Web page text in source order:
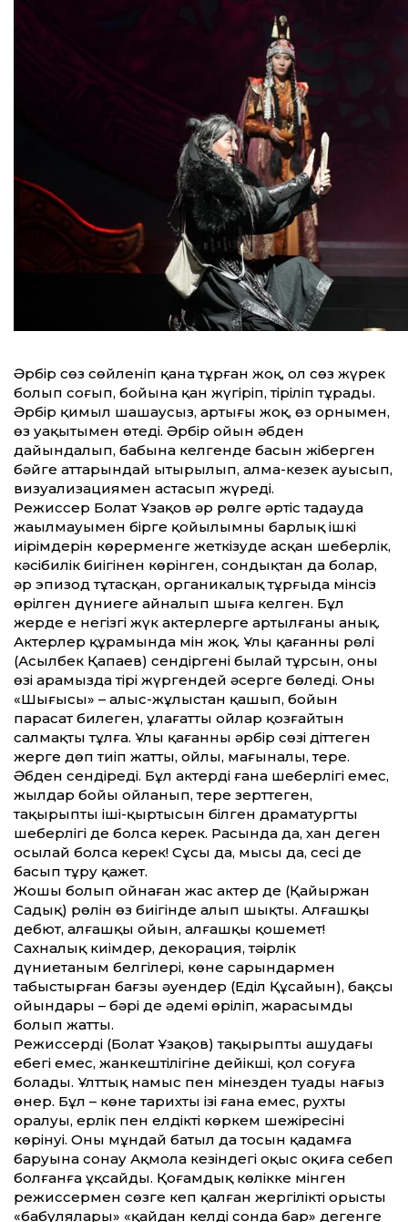
Әрбір сөз сөйленіп қана тұрған жоқ, ол сөз жүрек
болып соғып, бойына қан жүгіріп, тіріліп тұрады.
Әрбір қимыл шашаусыз, артығы жоқ, өз орнымен,
өз уақытымен өтеді. Әрбір ойын әбден
дайындалып, бабына келгенде басын жіберген
бәйге ат­тарындай ытырылып, алма-кезек ауысып,
визуализациямен астасып жүреді.
Режиссер Болат Ұзақов әр рөлге әртіс таңдауда
жаңылмауымен бірге қойылымның барлық ішкі
иірімдерін көрерменге жеткізуде асқан шеберлік,
кәсібилік биігінен көрінген, сондықтан да болар,
әр эпизод тұтасқан, органикалық тұрғыда мінсіз
өрілген дүниеге айналып шыға келген. Бұл
жерде ең негізгі жүк актерлерге артылғаны анық.
Актерлер құрамында мін жоқ. Ұлы қағанның рөлі
(Асылбек Қапаев) сендіргені былай тұрсын, оның
өзі арамызда тірі жүргендей әсерге бөледі. Оның
«Шыңғысы» – алыс-жұлыстан қашып, бойын
парасат билеген, ұлағат­ты ойлар қозғайтын
салмақты тұлға. Ұлы қағанның әрбір сөзі діт­теген
жерге дөп тиіп жат­ты, ойлы, мағыналы, терең.
Әбден сендіреді. Бұл актердің ғана шеберлігі емес,
жылдар бойы ойланып, терең зерт­теген,
тақырыптың іші-қыртысын білген драматургтың
шеберлігі де болса керек. Расында да, хан деген
осылай болса керек! Сұсы да, мысы да, сесі де
басып тұру қажет.
Жошы болып ойнаған жас актер де (Қайыржан
Садық) рөлін өз биігінде алып шықты. Алғашқы
дебют, алғашқы ойын, алғашқы қошемет!
Сахналық киімдер, декорация, тәңірлік
дүниетаным белгілері, көне сарындармен
табыстырған бағзы әуендер (Еділ Құсайын), бақсы
ойындары – бәрі де әдемі өріліп, жарасымды
болып жат­ты.
Режиссердің (Болат Ұзақов) тақырыпты ашудағы
еңбегі емес, жанкештілігіне дейікші, қол соғуға
болады. Ұлт­тық намыс пен мінезден туады нағыз
өнер. Бұл – көне тарихтың ізі ғана емес, рухтың
оралуы, ерлік пен елдіктің көркем шежіресінің
көрінуі. Оның мұндай батыл да тосын қадамға
баруына сонау Ақмола кезіндегі оқыс оқиға себеп
болғанға ұқсайды. Қоғамдық көлікке мінген
режиссермен сөзге кеп қалған жергілікті орыстың
«бабулялары» «қайдан келдің сонда бар» дегенге